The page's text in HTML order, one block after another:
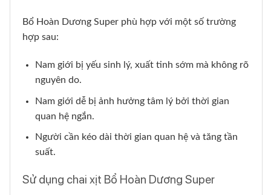
Bổ Hoàn Dương Super phù hợp với một số trường
hợp sau:
Nam giới bị yếu sinh lý, xuất tinh sớm mà không rõ
nguyên do.
Nam giới dễ bị ảnh hưởng tâm lý bởi thời gian
quan hệ ngắn.
Người cần kéo dài thời gian quan hệ và tăng tần
suất.
Sử dụng chai xịt Bổ Hoàn Dương Super